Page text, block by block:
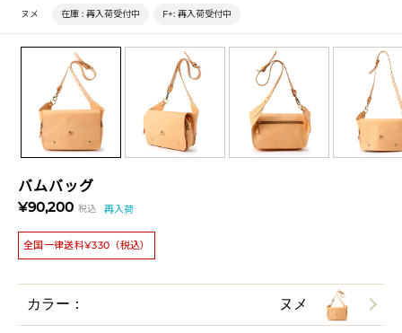
バムバッグ
¥90,200 税込 再入荷
全国一律送料¥330（税込）
ヌメ 在庫 : 再入荷受付中 F+: 再入荷受付中
カラー： ヌメ